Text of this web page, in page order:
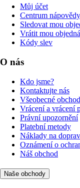
Můj účet
Centrum nápovědy
Sledovat mou
Vrátit mou
Kódy slev
O nás
Kdo jsme?
Kontaktujte nás
Všeobecné
Vrácení a vrácení
Právní upozornění
Platební metody
Náklady na
Oznámení o
Náš obchod
Naše obchody